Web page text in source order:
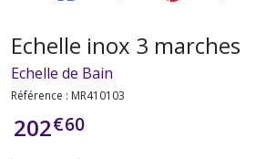
Echelle inox 3 marches
Echelle de Bain
Référence : MR410103
202€60